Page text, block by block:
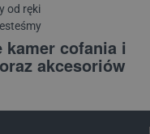
od ręki
cofania i
akcesoriów